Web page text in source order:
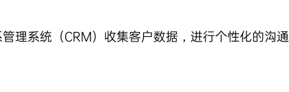
理系统（CRM）收集客户数据，进行个性化的沟